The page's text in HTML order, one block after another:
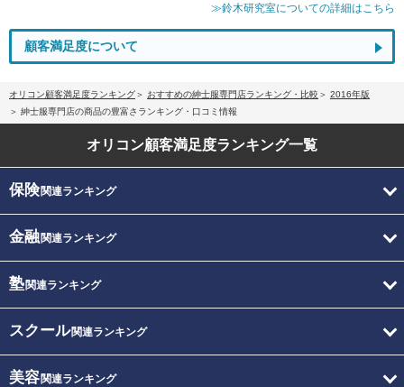
≫鈴木研究室についての詳細はこちら
顧客満足度について
オリコン顧客満足度ランキング おすすめの紳士服専門店ランキング・比較
2016年版
紳士服専門店の商品の豊富さランキング・口コミ情報
オリコン顧客満足度ランキング一覧
保険関連ランキング
金融関連ランキング
塾関連ランキング
スクール関連ランキング
美容関連ランキング